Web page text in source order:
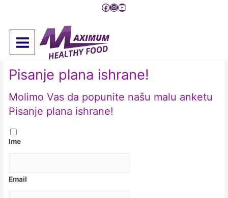
sadržaj
Facebook
Instagram
YouTube
Main
Menu
Pisanje plana ishrane!
Molimo Vas da popunite našu malu anketu
Pisanje plana ishrane!
Ime
Email